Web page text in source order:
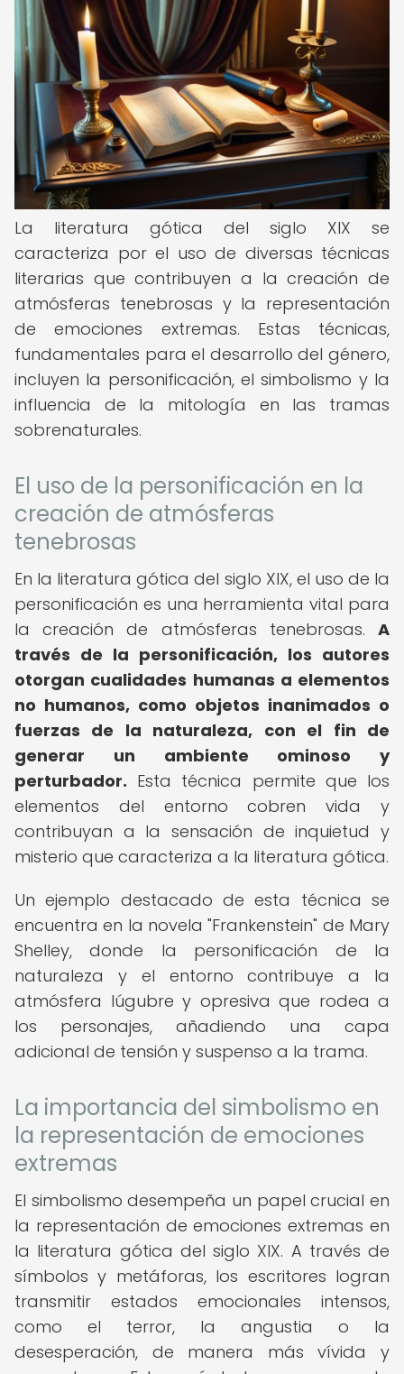
La literatura gótica del siglo XIX se
caracteriza por el uso de diversas técnicas
literarias que contribuyen a la creación de
atmósferas tenebrosas y la representación
de emociones extremas. Estas técnicas,
fundamentales para el desarrollo del género,
incluyen la personificación, el simbolismo y la
influencia de la mitología en las tramas
sobrenaturales.
El uso de la personificación en la
creación de atmósferas
tenebrosas
En la literatura gótica del siglo XIX, el uso de la
personificación es una herramienta vital para
la creación de atmósferas tenebrosas. A
través de la personificación, los autores
otorgan cualidades humanas a elementos
no humanos, como objetos inanimados o
fuerzas de la naturaleza, con el fin de
generar un ambiente ominoso y
perturbador. Esta técnica permite que los
elementos del entorno cobren vida y
contribuyan a la sensación de inquietud y
misterio que caracteriza a la literatura gótica.
Un ejemplo destacado de esta técnica se
encuentra en la novela "Frankenstein" de Mary
Shelley, donde la personificación de la
naturaleza y el entorno contribuye a la
atmósfera lúgubre y opresiva que rodea a
los personajes, añadiendo una capa
adicional de tensión y suspenso a la trama.
La importancia del simbolismo en
la representación de emociones
extremas
El simbolismo desempeña un papel crucial en
la representación de emociones extremas en
la literatura gótica del siglo XIX. A través de
símbolos y metáforas, los escritores logran
transmitir estados emocionales intensos,
como el terror, la angustia o la
desesperación, de manera más vívida y